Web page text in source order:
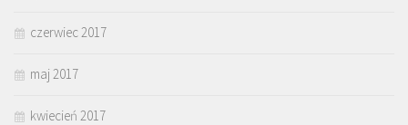
czerwiec 2017
maj 2017
kwiecień 2017